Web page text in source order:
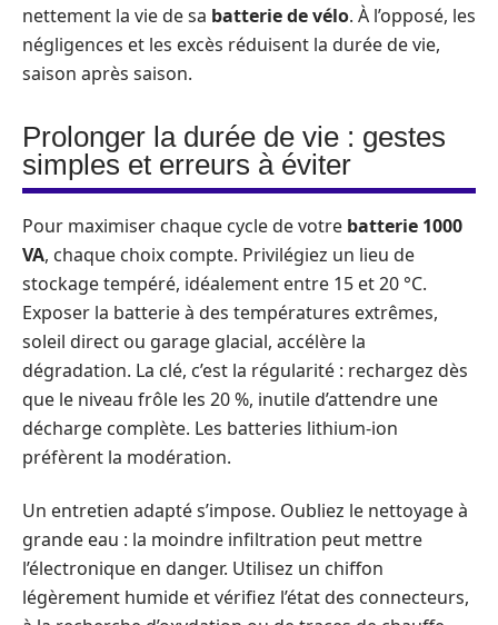
nettement la vie de sa batterie de vélo. À l’opposé, les
négligences et les excès réduisent la durée de vie,
saison après saison.
Prolonger la durée de vie : gestes
simples et erreurs à éviter
Pour maximiser chaque cycle de votre batterie 1000
VA, chaque choix compte. Privilégiez un lieu de
stockage tempéré, idéalement entre 15 et 20 °C.
Exposer la batterie à des températures extrêmes,
soleil direct ou garage glacial, accélère la
dégradation. La clé, c’est la régularité : rechargez dès
que le niveau frôle les 20 %, inutile d’attendre une
décharge complète. Les batteries lithium-ion
préfèrent la modération.
Un entretien adapté s’impose. Oubliez le nettoyage à
grande eau : la moindre infiltration peut mettre
l’électronique en danger. Utilisez un chiffon
légèrement humide et vérifiez l’état des connecteurs,